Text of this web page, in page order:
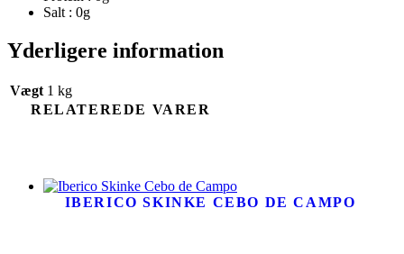
Salt : 0g
Yderligere information
Vægt 1 kg
RELATEREDE VARER
IBERICO SKINKE CEBO DE CAMPO